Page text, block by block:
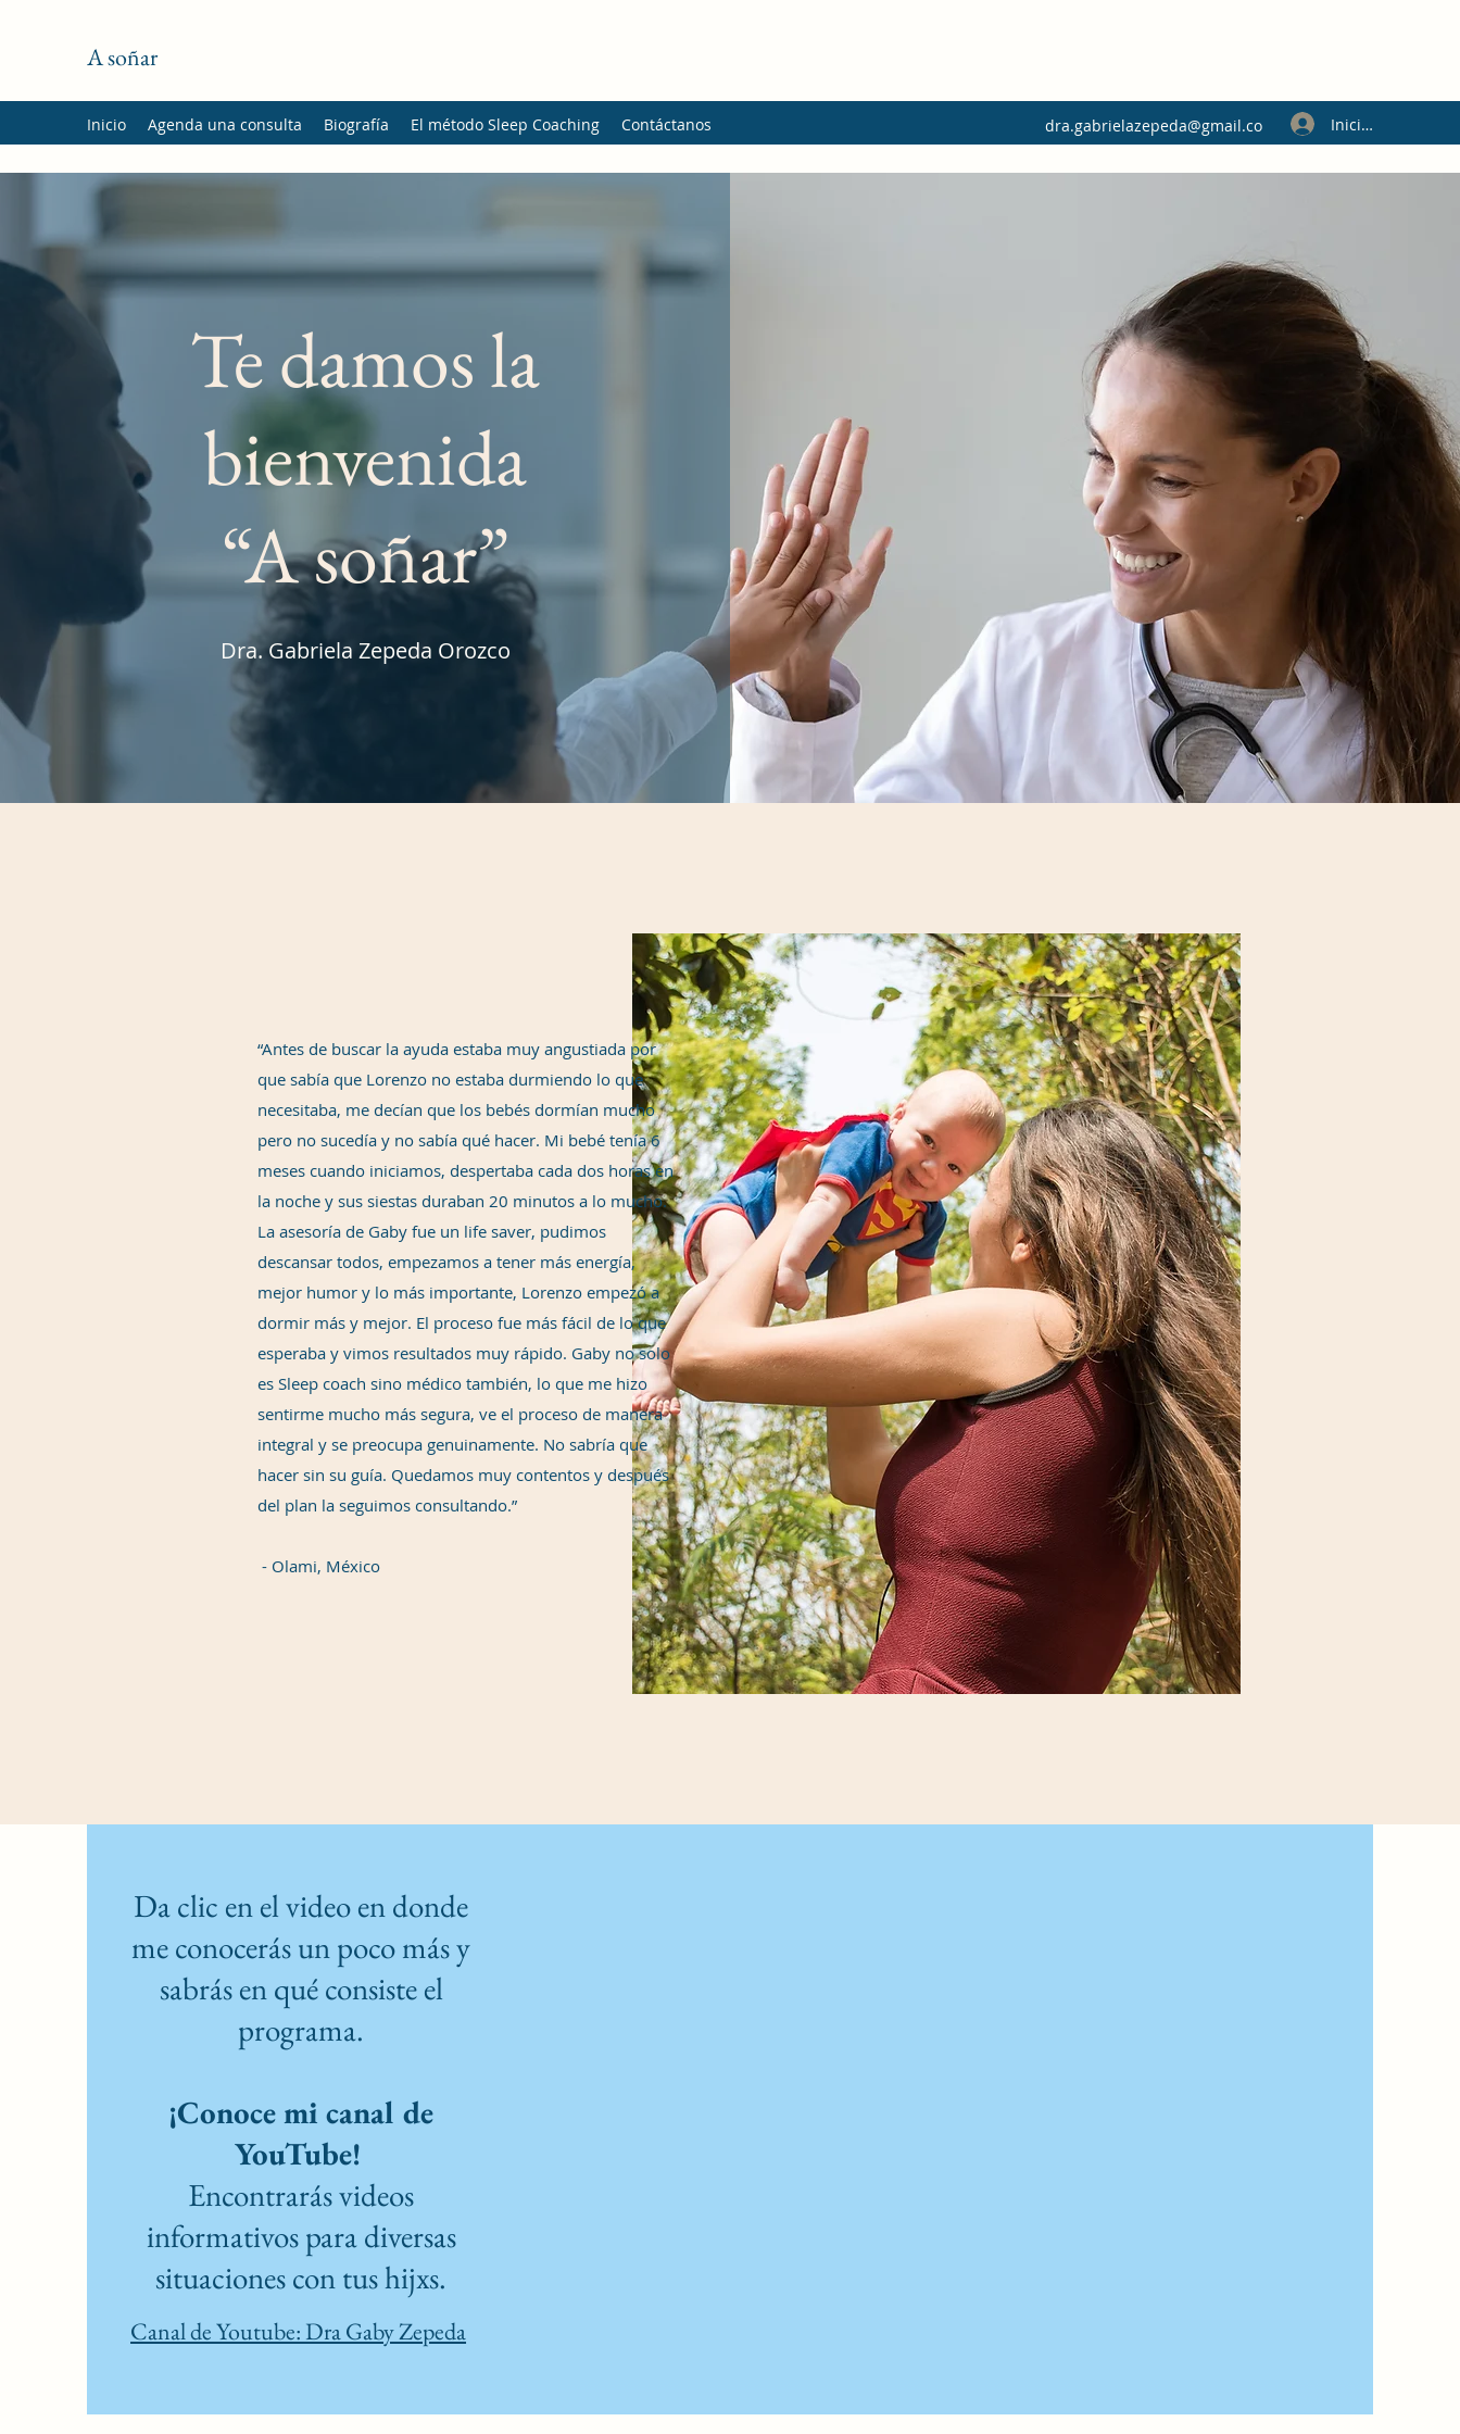
A soñar
Inicio Agenda una consulta Biografía El método Sleep Coaching Contáctanos
dra.gabrielazepeda@gmail.co
Iniciar sesión
Te damos la
bienvenida
“A soñar”
Dra. Gabriela Zepeda Orozco
“Antes de buscar la ayuda estaba muy angustiada por
que sabí­a que Lorenzo no estaba durmiendo lo que
necesitaba, me decían que los bebés dormían mucho
pero no sucedí­a y no sabí­a qué hacer. Mi bebé tenía 6
meses cuando iniciamos, despertaba cada dos horas en
la noche y sus siestas duraban 20 minutos a lo mucho.
La asesorí­a de Gaby fue un life saver, pudimos
descansar todos, empezamos a tener más energí­a,
mejor humor y lo más importante, Lorenzo empezó a
dormir más y mejor. El proceso fue más fácil de lo que
esperaba y vimos resultados muy rápido. Gaby no solo
es Sleep coach sino médico también, lo que me hizo
sentirme mucho más segura, ve el proceso de manera
integral y se preocupa genuinamente. No sabría que
hacer sin su guía. Quedamos muy contentos y después
del plan la seguimos consultando.”
- Olami, México
Da clic en el video en donde
me conocerás un poco más y
sabrás en qué consiste el
programa.
¡Conoce mi canal de
YouTube!
Encontrarás videos
informativos para diversas
situaciones con tus hijxs.
Canal de Youtube: Dra Gaby Zepeda